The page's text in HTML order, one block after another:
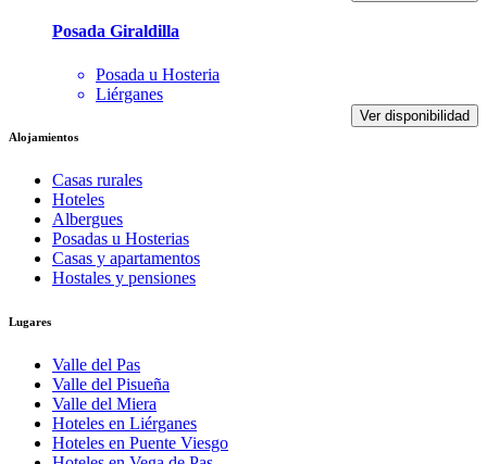
Posada Giraldilla
Posada u Hosteria
Liérganes
Ver disponibilidad
Alojamientos
Casas rurales
Hoteles
Albergues
Posadas u Hosterias
Casas y apartamentos
Hostales y pensiones
Lugares
Valle del Pas
Valle del Pisueña
Valle del Miera
Hoteles en Liérganes
Hoteles en Puente Viesgo